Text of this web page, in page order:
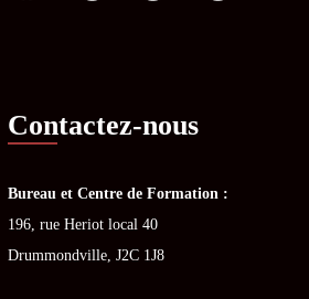
Contactez-nous
Bureau et Centre de Formation :
196, rue Heriot local 40
Drummondville, J2C 1J8